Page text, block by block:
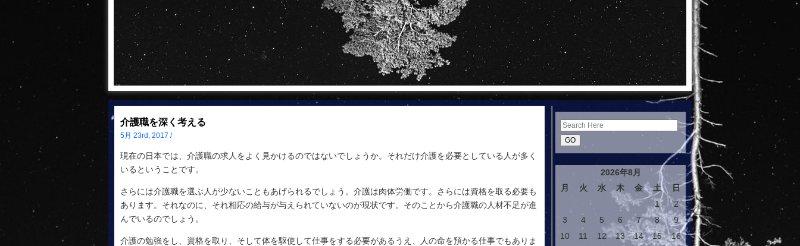
介護職を深く考える
5月 23rd, 2017 /
現在の日本では、介護職の求人をよく見かけるのではないでしょうか。それだけ介護を必要としている人が多く
いるということです。
さらには介護職を選ぶ人が少ないこともあげられるでしょう。介護は肉体労働です。さらには資格を取る必要も
あります。それなのに、それ相応の給与が与えられていないのが現状です。そのことから介護職の人材不足が進
んでいるのでしょう。
介護の勉強をし、資格を取り、そして体を駆使して仕事をする必要があるうえ、人の命を預かる仕事でもありま
Search
2026年8月
月
火 水 木 金 土
日
1
2
3
4 5 6 7 8
9
10
11 12 13 14 15
16